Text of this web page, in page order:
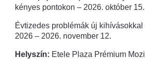
kényes pontokon – 2026. október 15.
Évtizedes problémák új
2026 – 2026. november 12.
Helyszín: Etele Plaza Prémium